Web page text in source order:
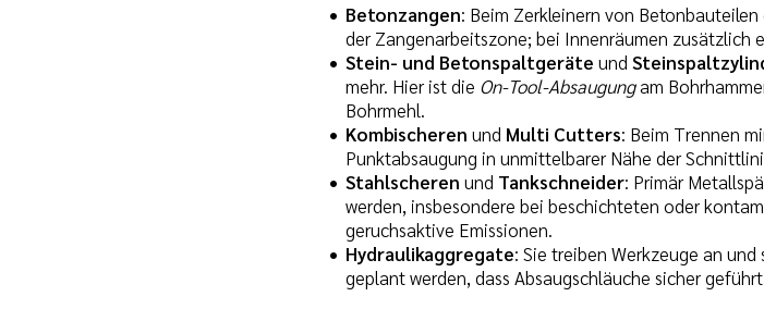
Betonzangen: Beim Zerkleinern von
der Zangenarbeitszone; bei Innenräumen zusätzlich
Stein- und Betonspaltgeräte und
mehr. Hier ist die On-Tool-Absaugungam
Bohrmehl.
Kombischeren und Multi Cutters: Beim Trennen
Punktabsaugung in unmittelbarer Nähe der
Stahlscheren und Tankschneider: Primär
werden, insbesondere bei beschichteten oder
geruchsaktive Emissionen.
Hydraulikaggregate: Sie treiben Werkzeuge an
geplant werden, dass Absaugschläuche sicher